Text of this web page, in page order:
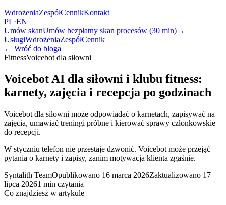
WdrożeniaZespółCennikKontakt
PL·EN
Umów skanUmów bezpłatny skan procesów (30 min)→
UsługiWdrożeniaZespółCennik
← Wróć do bloga
FitnessVoicebot dla siłowni
Voicebot AI dla siłowni i klubu fitness:
karnety, zajęcia i recepcja po godzinach
Voicebot dla siłowni może odpowiadać o karnetach, zapisywać na
zajęcia, umawiać treningi próbne i kierować sprawy członkowskie
do recepcji.
W styczniu telefon nie przestaje dzwonić. Voicebot może przejąć
pytania o karnety i zapisy, zanim motywacja klienta zgaśnie.
Syntalith TeamOpublikowano 16 marca 2026Zaktualizowano 17
lipca 20261 min czytania
Co znajdziesz w artykule